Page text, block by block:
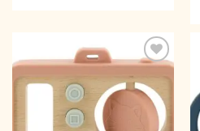
à la
liste
d’envies